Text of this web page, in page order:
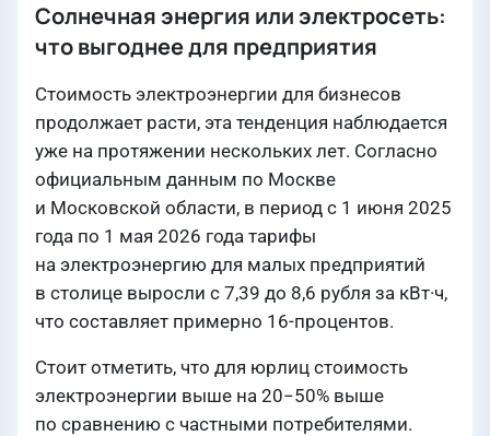
Солнечная энергия или электросеть:
что выгоднее для предприятия
Стоимость электроэнергии для бизнесов
продолжает расти, эта тенденция наблюдается
уже на протяжении нескольких лет. Согласно
официальным данным по Москве
и Московской области, в период с 1 июня 2025
года по 1 мая 2026 года тарифы
на электроэнергию для малых предприятий
в столице выросли с 7,39 до 8,6 рубля за кВт·ч,
что составляет примерно 16-процентов.
Стоит отметить, что для юрлиц стоимость
электроэнергии выше на 20−50% выше
по сравнению с частными потребителями.